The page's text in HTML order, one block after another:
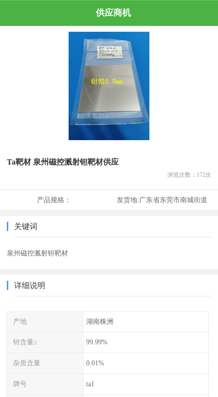
供应商机
Ta靶材 泉州磁控溅射钽靶材供应
浏览次数： 172次
产品规格： 发货地:广东省东莞市南城街道
关键词
泉州磁控溅射钽靶材
详细说明
产地 湖南株洲
钽含量≥ 99.99%
杂质含量 0.01%
牌号 ta1